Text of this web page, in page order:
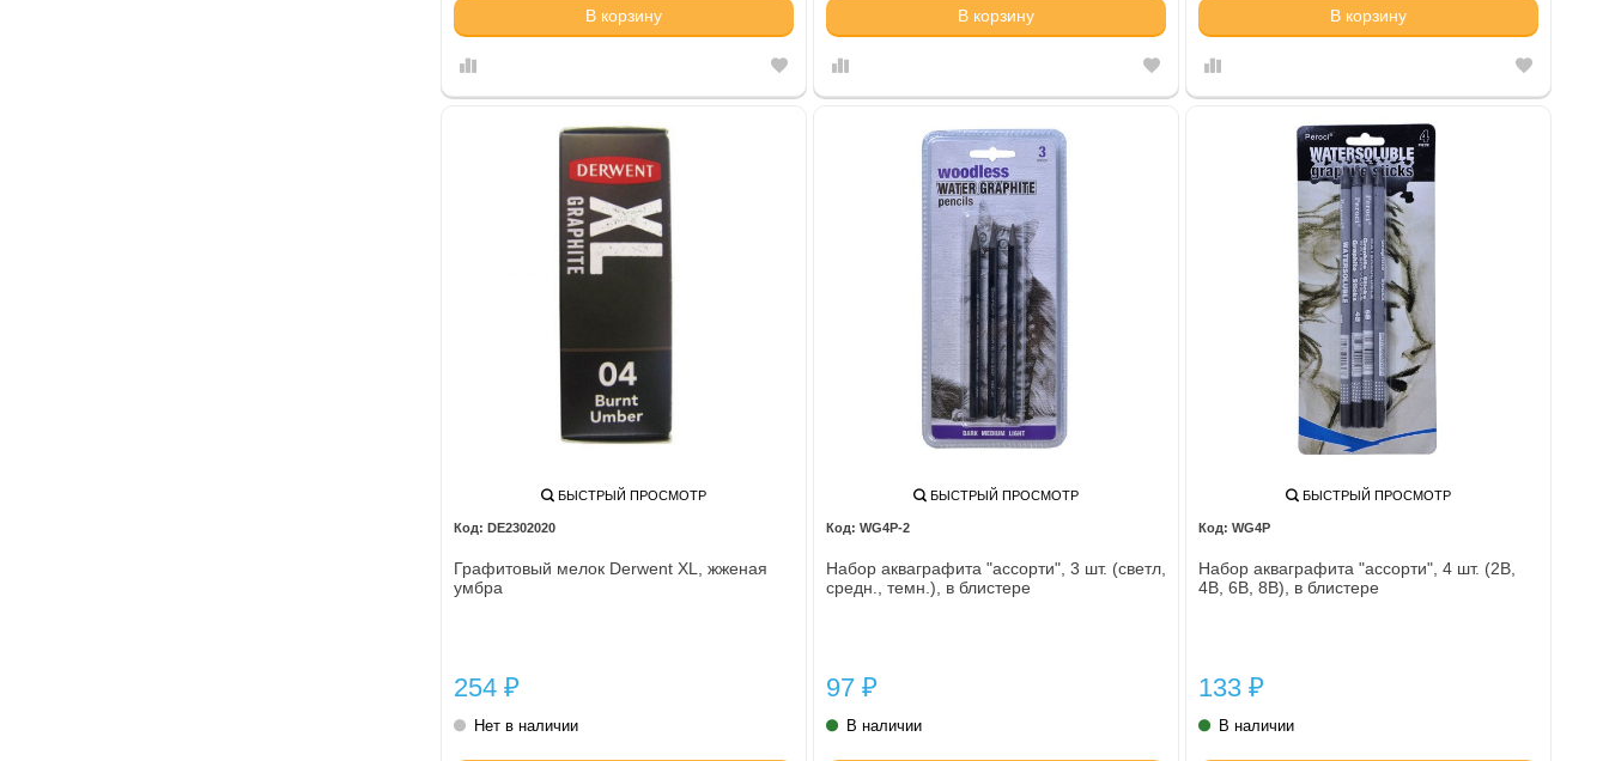
В корзину В корзину В корзину
БЫСТРЫЙ ПРОСМОТР
DE2302020
Графитовый мелок Derwent XL, жженая
умбра
254 ₽
Нет в наличии
БЫСТРЫЙ ПРОСМОТР
WG4P-2
Набор акваграфита "ассорти", 3 шт. (светл,
средн., темн.), в блистере
97 ₽
В наличии
БЫСТРЫЙ ПРОСМОТР
WG4P
Набор акваграфита "ассорти", 4 шт. (2В,
4В, 6В, 8В), в блистере
133 ₽
В наличии